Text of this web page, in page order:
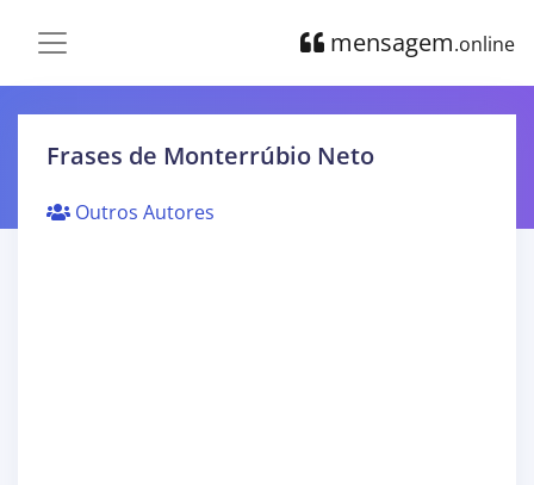
mensagem.online
Frases de Monterrúbio Neto
Outros Autores